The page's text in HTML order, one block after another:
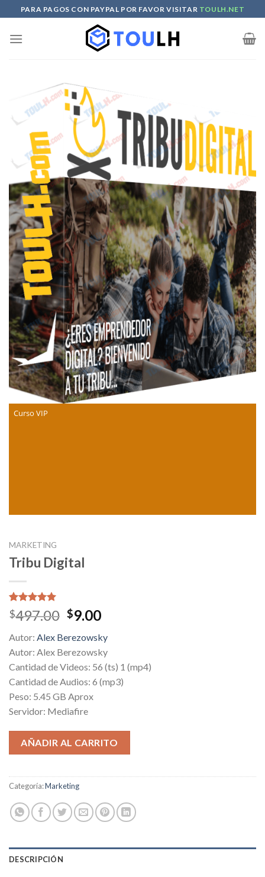
to
content
PARA PAGOS CON PAYPAL POR FAVOR VISITAR TOULH.NET
Curso VIP
MARKETING
Tribu Digital
Valorado
5.00sobre
en
1
puntuación
de cliente
$497.00 Original
was:
$497.00.
$9.00Current
is:
$9.00.
Autor: Alex Berezowsky
Autor: Alex Berezowsky
Cantidad de Videos: 56 (ts) 1 (mp4)
Cantidad de Audios: 6 (mp3)
Peso: 5.45 GB Aprox
Servidor: Mediafire
AÑADIR AL CARRITO
Categoría:Marketing
DESCRIPCIÓN